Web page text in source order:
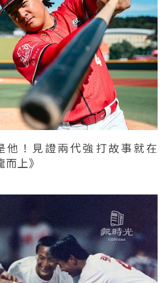
他！見證兩代強打故事就在
上》